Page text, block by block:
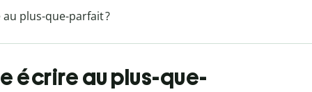
plus-que-parfait ?
écrire au plus-que-